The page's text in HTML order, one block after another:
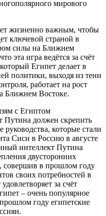
мирового
жизненно важным, чтобы
ключевой страной в
силы на Ближнем
эта игра ведётся за счёт
Египет делает в
политики, выходя из тени
работает на рост
Ближнем Востоке.
с Египтом
Путина должен скрепить
которые стали
Сиси в Россию в августе
интеллект Путина
двусторонних
совершив в прошлом году
своих потребностей в
за счёт
– очень популярное
году египетские